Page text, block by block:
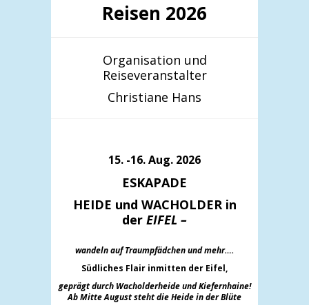
Reisen 2026
Organisation und
Reiseveranstalter
Christiane Hans
15. -16. Aug. 2026
ESKAPADE
HEIDE und WACHOLDER in
der EIFEL –
wandeln auf Traumpfädchen und mehr….
Südliches Flair inmitten der Eifel,
geprägt durch Wacholderheide und Kiefernhaine!
Ab Mitte August steht die Heide in der Blüte